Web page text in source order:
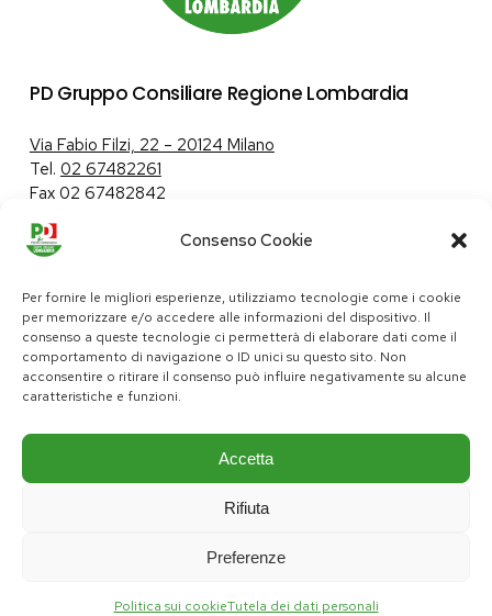
Consenso Cookie
Per fornire le migliori esperienze, utilizziamo tecnologie come i cookie
per memorizzare e/o accedere alle informazioni del dispositivo. Il
consenso a queste tecnologie ci permetterà di elaborare dati come il
comportamento di navigazione o ID unici su questo sito. Non
acconsentire o ritirare il consenso può influire negativamente su alcune
caratteristiche e funzioni.
Accetta
Rifiuta
Preferenze
Politica sui cookieTutela dei dati personali
PD Gruppo Consiliare Regione Lombardia
Via Fabio Filzi, 22 – 20124 Milano
Tel. 02 67482261
Fax 02 67482842
Tutela dei dati personali|Politica sui cookie
pd@consiglio.regione.lombardia.it
ufficiostampa.pd@consiglio.regione.lombardia.it
Pagine Facebook Gruppo Consiliare PD LombardiaPagina Messenger Gruppo Consiliare PD LombardiaPagina Instagram Gruppo PD LombardiaPagina Youtube Gruppo PD Lombardia